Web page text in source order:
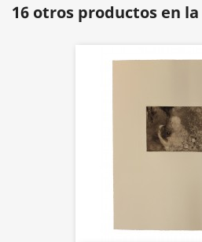
16 otros productos en